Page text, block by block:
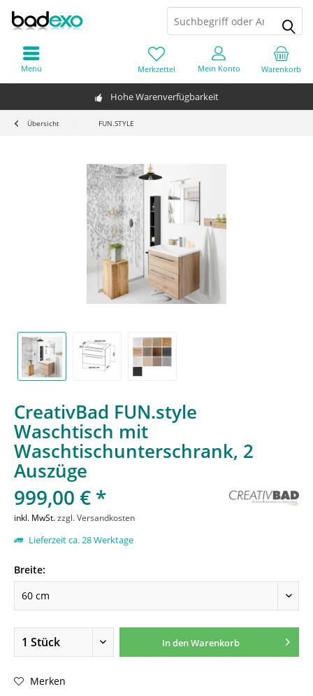
Hohe Warenverfügbarkeit
Warenkorb
Merkzettel Mein Konto
Menü
Übersicht FUN.STYLE
CreativBad FUN.style
Waschtisch mit
Waschtischunterschrank, 2
Auszüge
999,00 € *
inkl. MwSt.zzgl. Versandkosten
Lieferzeit ca. 28 Werktage
Breite:
In denWarenkorb
Merken